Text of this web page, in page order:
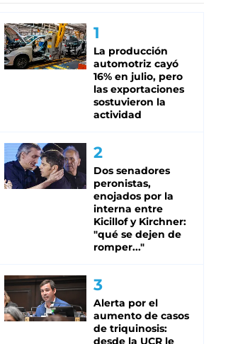
La producción
automotriz cayó
16% en julio, pero
las exportaciones
sostuvieron la
actividad
Dos senadores
peronistas,
enojados por la
interna entre
Kicillof y Kirchner:
"qué se dejen de
romper..."
Alerta por el
aumento de casos
de triquinosis:
desde la UCR le